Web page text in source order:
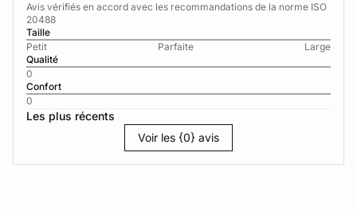
Avis vérifiés en accord avec les recommandations de la norme ISO
20488
Taille
Petit
Parfaite
Large
Qualité
0
Confort
0
Les plus récents
Voir les {0} avis